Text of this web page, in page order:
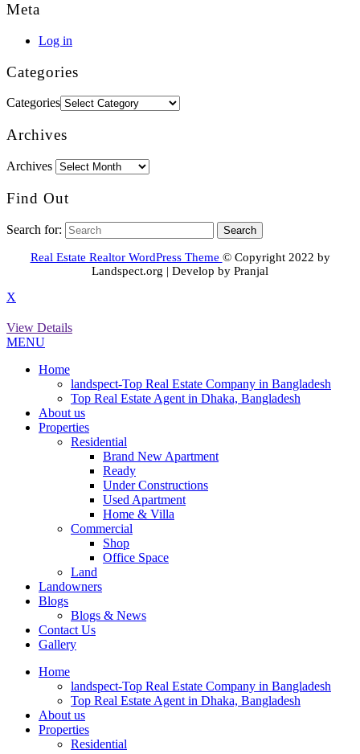
Meta
Log in
Categories
Categories
Archives
Archives
Find Out
Search for:
Real Estate Realtor WordPress Theme © Copyright 2022 by
Landspect.org | Develop by Pranjal
X
View Details
MENU
Home
landspect-Top Real Estate Company in Bangladesh
Top Real Estate Agent in Dhaka, Bangladesh
About us
Properties
Residential
Brand New Apartment
Ready
Under Constructions
Used Apartment
Home & Villa
Commercial
Shop
Office Space
Land
Landowners
Blogs
Blogs & News
Contact Us
Gallery
Home
landspect-Top Real Estate Company in Bangladesh
Top Real Estate Agent in Dhaka, Bangladesh
About us
Properties
Residential